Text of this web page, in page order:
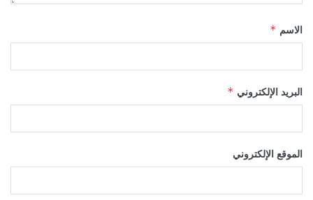
الاسم *
البريد الإلكتروني *
الموقع الإلكتروني